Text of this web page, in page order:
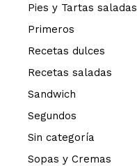
Pies y Tartas saladas
Primeros
Recetas dulces
Recetas saladas
Sandwich
Segundos
Sin categoría
Sopas y Cremas